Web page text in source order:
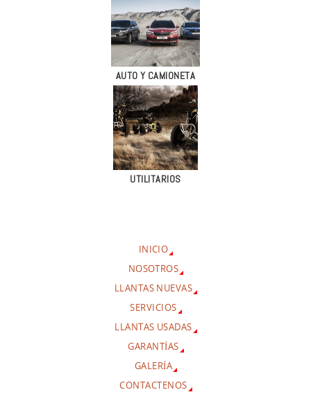
AUTO Y CAMIONETA
UTILITARIOS
INICIO
NOSOTROS
LLANTAS NUEVAS
SERVICIOS
LLANTAS USADAS
GARANTÍAS
GALERÍA
CONTACTENOS